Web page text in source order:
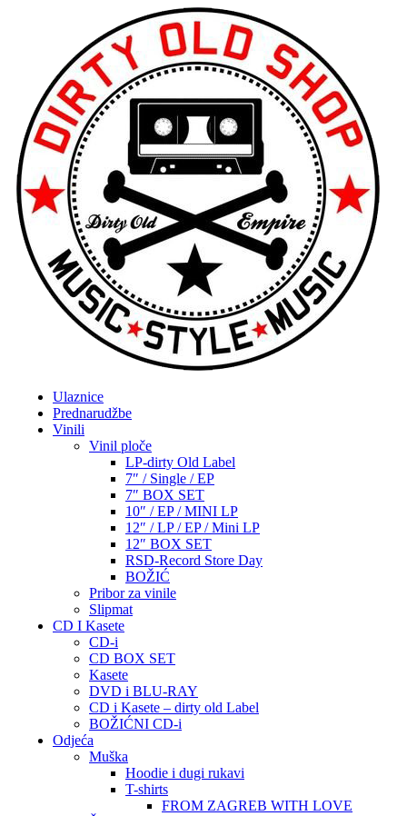
Ulaznice
Prednarudžbe
Vinili
Vinil ploče
LP-dirty Old Label
7″ / Single / EP
7″ BOX SET
10″ / EP / MINI LP
12″ / LP / EP / Mini LP
12″ BOX SET
RSD-Record Store Day
BOŽIĆ
Pribor za vinile
Slipmat
CD I Kasete
CD-i
CD BOX SET
Kasete
DVD i BLU-RAY
CD i Kasete – dirty old Label
BOŽIĆNI CD-i
Odjeća
Muška
Hoodie i dugi rukavi
T-shirts
FROM ZAGREB WITH LOVE